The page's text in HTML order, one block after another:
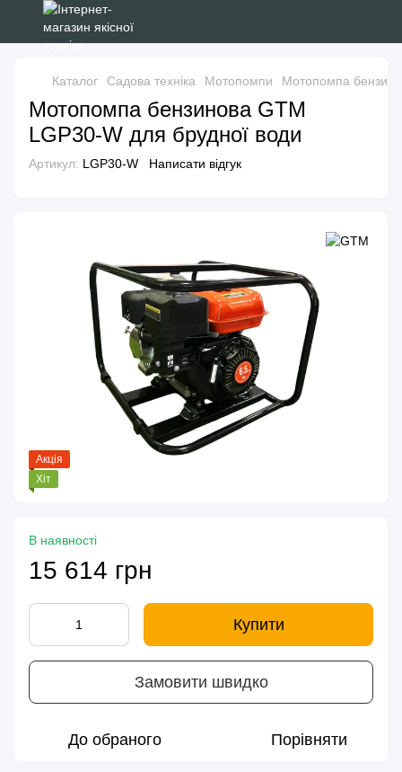
Каталог Садова техніка Мотопомпи Мотопомпа
Мотопомпа бензинова GTM
LGP30-W для брудної води
Артикул: LGP30-W Написати відгук
Акція
Хіт
В наявності
15 614 грн
Купити
Замовити швидко
До обраного Порівняти